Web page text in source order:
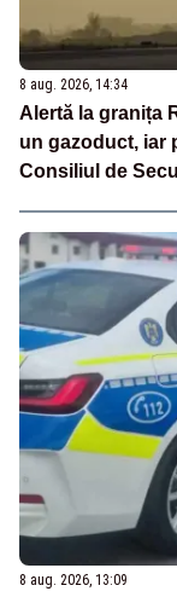
8 aug. 2026, 14:34
Alertă la granița
un gazoduct, iar
Consiliul de
8 aug. 2026, 13:09